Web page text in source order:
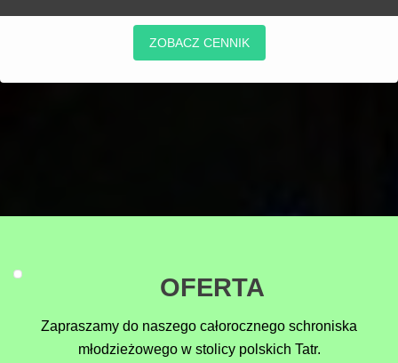
ZOBACZ CENNIK
OFERTA
Zapraszamy do naszego całorocznego schroniska
młodzieżowego w stolicy polskich Tatr.